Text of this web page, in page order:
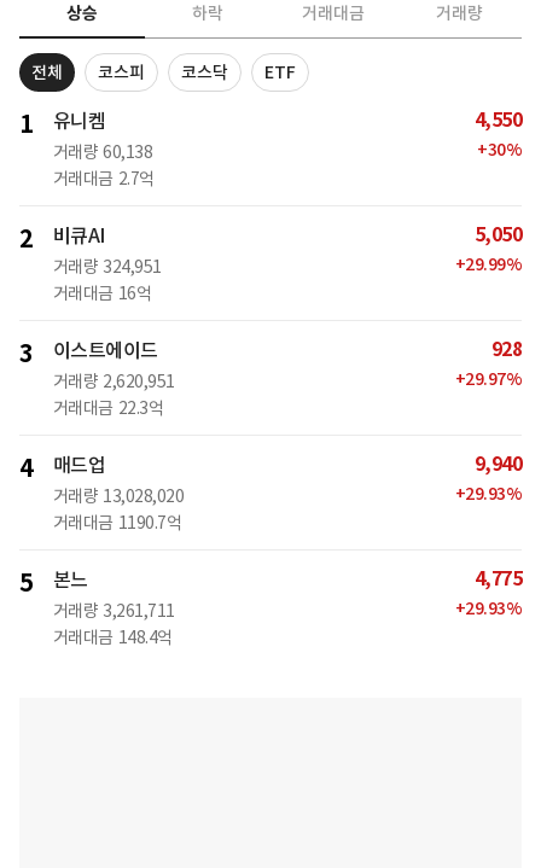
상승 하락 거래대금 거래량
전체 코스피 코스닥 ETF
1 유니켐
거래량 60,138
거래대금 2.7억
4,550
+30%
2 비큐AI
거래량 324,951
거래대금 16억
5,050
+29.99%
3 이스트에이드
거래량 2,620,951
거래대금 22.3억
928
+29.97%
4 매드업
거래량 13,028,020
거래대금 1190.7억
9,940
+29.93%
5 본느
거래량 3,261,711
거래대금 148.4억
4,775
+29.93%